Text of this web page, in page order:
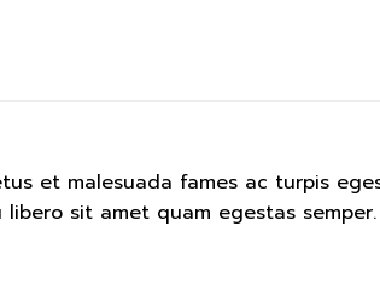
et malesuada fames ac turpis
sit amet quam egestas